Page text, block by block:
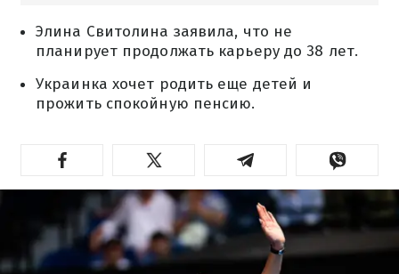
Элина Свитолина заявила, что не
планирует продолжать карьеру до 38 лет.
Украинка хочет родить еще детей и
прожить спокойную пенсию.